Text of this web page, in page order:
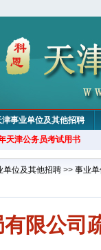
津事业单位及其他招聘
天津公务员考试用书
单位及其他招聘 >> 事业单
限公司